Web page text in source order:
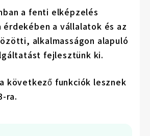
a fenti elképzelés
érdekében a vállalatok és az
alkalmasságon alapuló
fejlesztünk ki.
következő funkciók lesznek
ra.